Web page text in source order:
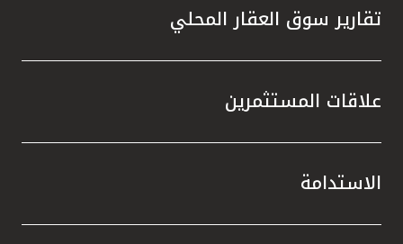
تقارير سوق العقار المحلي
علاقات المستثمرين
الاستدامة